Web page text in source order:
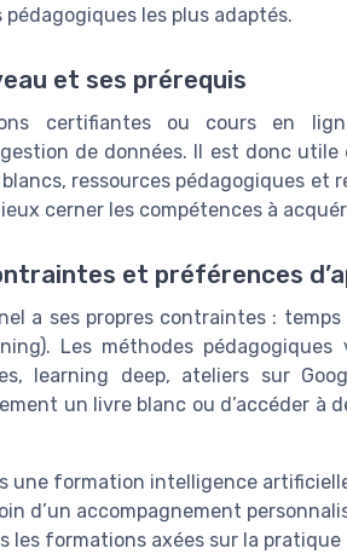
les plus adaptés.
et ses prérequis
certifiantes ou cours en
de données. Il est donc
ressources pédagogiques
cerner les compétences à
et préférences
a ses propres contraintes :
Les méthodes
learning deep, ateliers sur
un livre blanc ou d’accéder à
une formation intelligence
d’un accompagnement
les formations axées sur la pratique